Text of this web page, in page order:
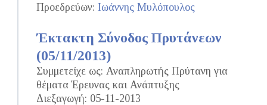
Προεδρεύων: Ιωάννης Μυλόπουλος
Έκτακτη Σύνοδος Πρυτάνεων
(05/11/2013)
Συμμετείχε ως: Αναπληρωτής Πρύτανη για
θέματα Έρευνας και Ανάπτυξης
Διεξαγωγή: 05-11-2013